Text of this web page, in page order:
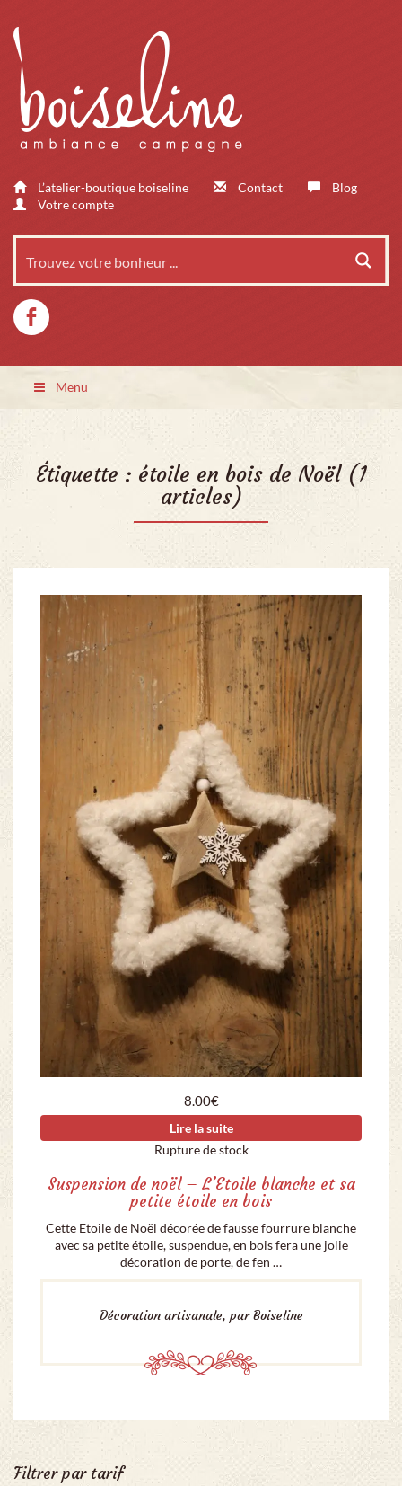
L’atelier-boutique boiseline Contact
Blog
Votre compte
Menu
Étiquette : étoile en bois de Noël(1
articles)
8.00€
Lire la suite
Rupture de stock
Suspension de noël – L’Etoile blanche et sa
petite étoile en bois
Cette Etoile de Noël décorée de fausse fourrure blanche
avec sa petite étoile, suspendue, en bois fera une jolie
décoration de porte, de fen …
Décoration artisanale, par Boiseline
Filtrer par tarif